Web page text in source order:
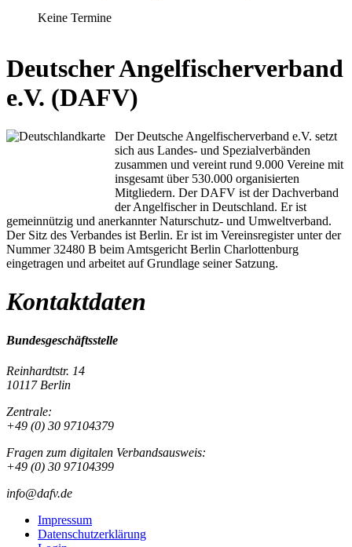
Keine Termine
Deutscher Angelfischerverband
e.V. (DAFV)
Der Deutsche Angelfischerverband e.V. setzt
sich aus Landes- und Spezialverbänden
zusammen und vereint rund 9.000 Vereine mit
insgesamt über 530.000 organisierten
Mitgliedern. Der DAFV ist der Dachverband
der Angelfischer in Deutschland. Er ist
gemeinnützig und anerkannter Naturschutz- und Umweltverband.
Der Sitz des Verbandes ist Berlin. Er ist im Vereinsregister unter der
Nummer 32480 B beim Amtsgericht Berlin Charlottenburg
eingetragen und arbeitet auf Grundlage seiner Satzung.
Kontaktdaten
Bundesgeschäftsstelle
Reinhardtstr. 14
10117 Berlin
Zentrale:
+49 (0) 30 97104379
Fragen zum digitalen Verbandsausweis:
+49 (0) 30 97104399
info@dafv.de
Impressum
Datenschutzerklärung